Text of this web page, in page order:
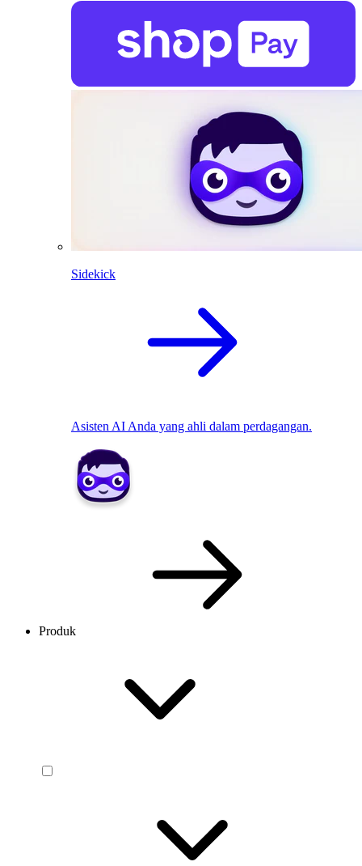
Sidekick
Asisten AI Anda yang ahli dalam perdagangan.
Produk